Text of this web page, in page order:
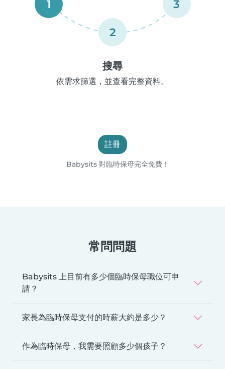
1
2
3
搜尋
依需求篩選，並查看完整資料。
註冊
Babysits 對臨時保母完全免費！
常問問題
Babysits 上目前有多少個臨時保母職位可申
請？
家長為臨時保母支付的時薪大約是多少？
作為臨時保母，我需要照顧多少個孩子？